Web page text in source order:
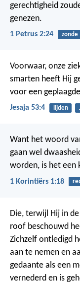
gerechtigheid
genezen.
1 Petrus 2:24 zonde
Voorwaar, onze
smarten heeft Hij
voor een
Jesaja 53:4 lijden
Want het woord
gaan wel
worden, is het een
1 Korintiërs 1:18
Die, terwijl Hij in
roof beschouwd
Zichzelf ontledigd
aan te nemen en
gedaante als een
vernederd en is